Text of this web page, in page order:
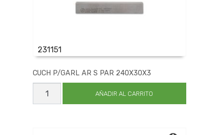
231151
CUCH P/GARL AR S PAR 240X30X3
CUCH
P/GARL
AR
AÑADIR AL CARRITO